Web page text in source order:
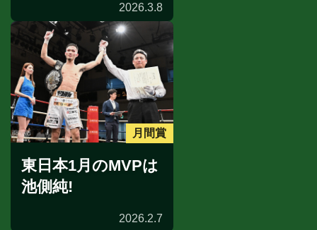
2026.3.8
月間賞
東日本1月のMVPは
池側純!
2026.2.7